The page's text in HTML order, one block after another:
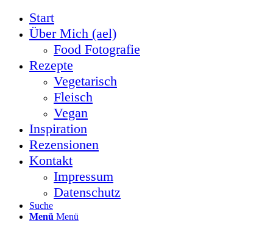
Start
Über Mich (ael)
Food Fotografie
Rezepte
Vegetarisch
Fleisch
Vegan
Inspiration
Rezensionen
Kontakt
Impressum
Datenschutz
Suche
Menü Menü